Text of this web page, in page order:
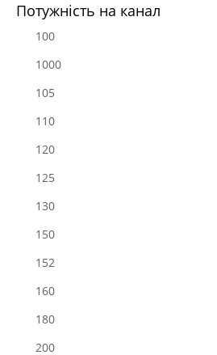
Потужність на канал
100
1000
105
110
120
125
130
150
152
160
180
200